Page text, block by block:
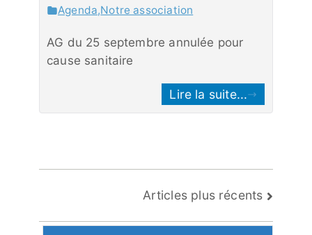
Agenda,Notre association
AG du 25 septembre annulée pour
cause sanitaire
Lire la suite...
des
Articles plus récents